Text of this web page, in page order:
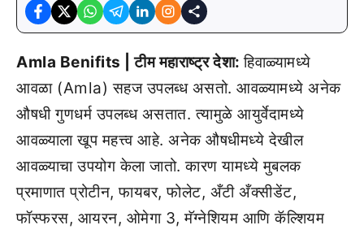
Amla Benifits | टीम महाराष्ट्र देशा:हिवाळ्यामध्ये
आवळा (Amla) सहज उपलब्ध असतो. आवळ्यामध्ये अनेक
औषधी गुणधर्म उपलब्ध असतात. त्यामुळे आयुर्वेदामध्ये
आवळ्याला खूप महत्त्व आहे. अनेक औषधीमध्ये देखील
आवळ्याचा उपयोग केला जातो. कारण यामध्ये मुबलक
प्रमाणात प्रोटीन, फायबर, फोलेट, अँटी अँक्सीडेंट,
फॉस्फरस, आयरन, ओमेगा 3, मॅग्नेशियम आणि कॅल्शियम